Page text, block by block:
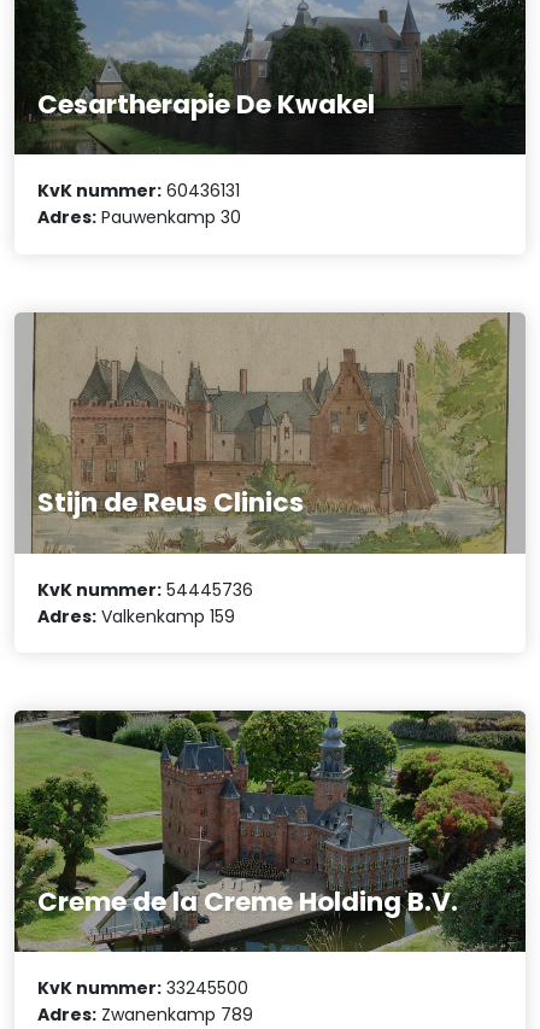
Cesartherapie De Kwakel
KvK nummer: 60436131
Adres: Pauwenkamp 30
Stijn de Reus Clinics
KvK nummer: 54445736
Adres: Valkenkamp 159
Creme de la Creme Holding B.V.
KvK nummer: 33245500
Adres: Zwanenkamp 789